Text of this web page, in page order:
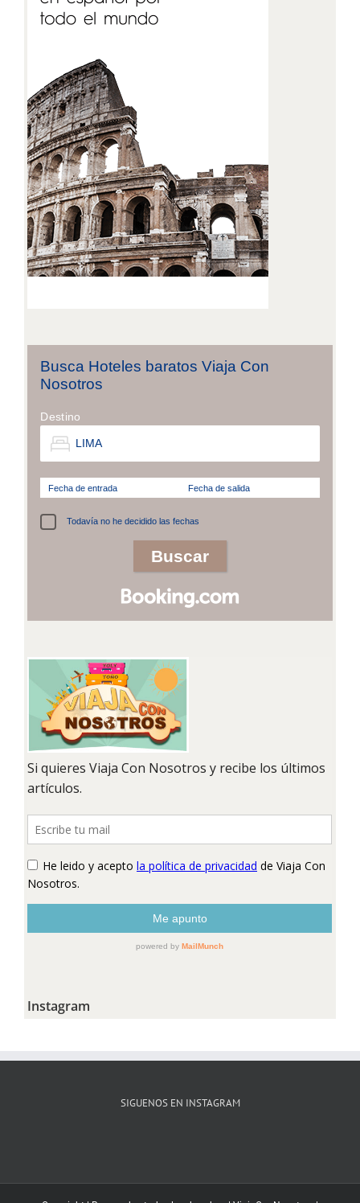
Busca Hoteles baratos Viaja Con
Nosotros
Destino
Fecha de entrada Fecha de salida
Todavía no he decidido las fechas
Instagram
SIGUENOS EN INSTAGRAM